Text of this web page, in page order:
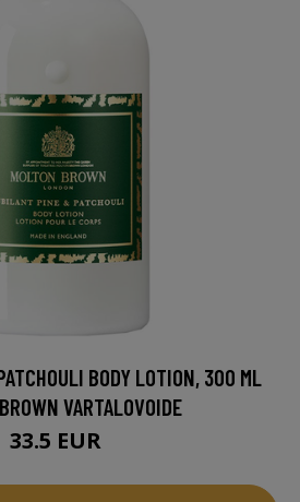
BODY LOTION, 300 ML
VARTALOVOIDE
33.5 EUR